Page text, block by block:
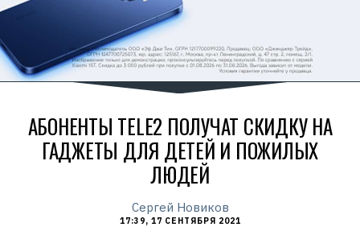
АБОНЕНТЫ TELE2 ПОЛУЧАТ СКИДКУ НА
ГАДЖЕТЫ ДЛЯ ДЕТЕЙ И ПОЖИЛЫХ
ЛЮДЕЙ
Сергей Новиков
17:39, 17 СЕНТЯБРЯ 2021